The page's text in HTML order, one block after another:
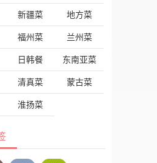
新疆菜 地方菜
福州菜 兰州菜
日韩餐 东南亚菜
清真菜 蒙古菜
淮扬菜